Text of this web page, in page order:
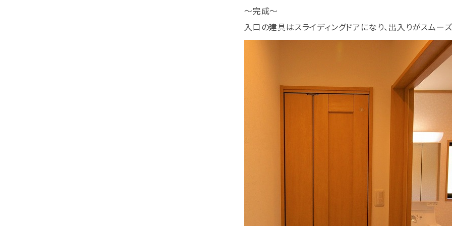
～完成～
入口の建具はスライディングドアになり、出入りがスムーズ